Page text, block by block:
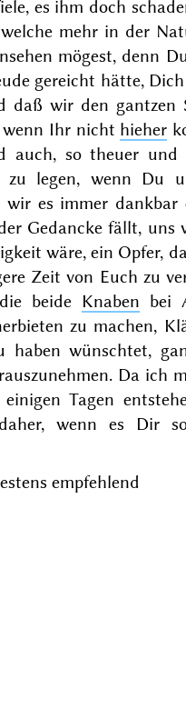
es ihm doch
mehr in der
mögest, denn
gereicht hätte,
daß wir den gantzen
wenn Ihr nicht hieher
auch, so theuer und
legen, wenn Du
es immer dankbar
Gedancke fällt,
wäre, ein Opfer,
Zeit von Euch zu
beide Knaben bei
zu machen,
haben wünschtet,
Da ich
Tagen
wenn es Dir
empfehlend